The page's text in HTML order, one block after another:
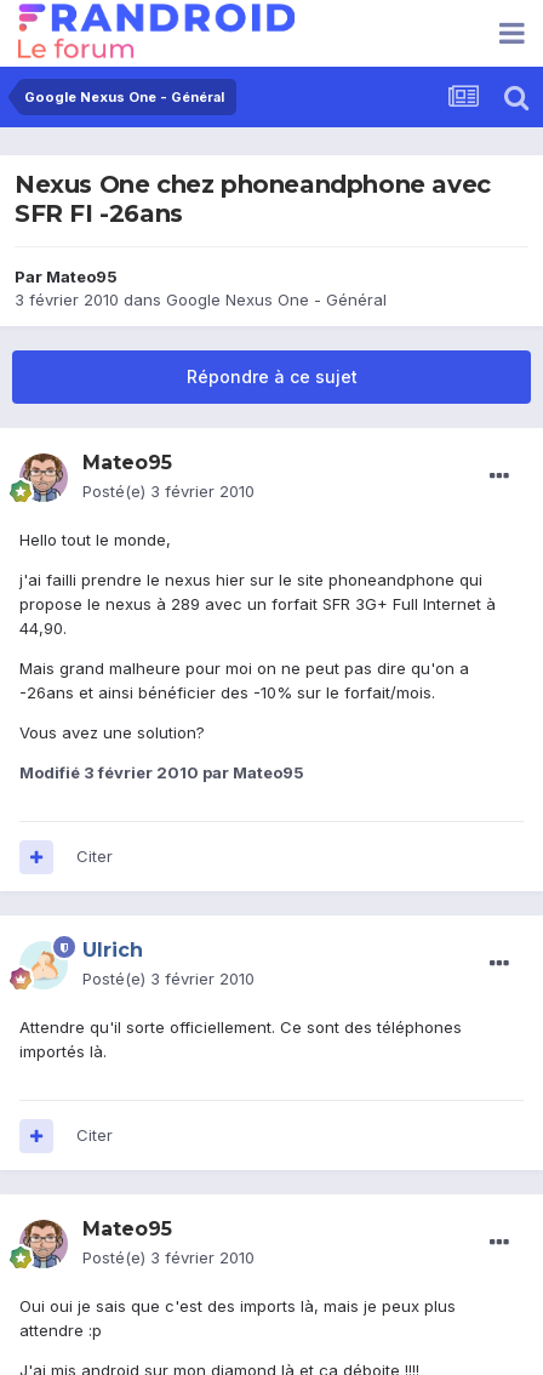
Google Nexus One - Général
Nexus One chez phoneandphone avec
SFR FI -26ans
Par Mateo95
3 février 2010 dans Google Nexus One - Général
Répondre à ce sujet
Mateo95
Posté(e) 3 février 2010
Hello tout le monde,
j'ai failli prendre le nexus hier sur le site phoneandphone qui
propose le nexus à 289 avec un forfait SFR 3G+ Full Internet à
44,90.
Mais grand malheure pour moi on ne peut pas dire qu'on a
-26ans et ainsi bénéficier des -10% sur le forfait/mois.
Vous avez une solution?
Modifié 3 février 2010 par Mateo95
Citer
Ulrich
Posté(e) 3 février 2010
Attendre qu'il sorte officiellement. Ce sont des téléphones
importés là.
Citer
Mateo95
Posté(e) 3 février 2010
Oui oui je sais que c'est des imports là, mais je peux plus
attendre :p
J'ai mis android sur mon diamond là et ça déboite !!!!